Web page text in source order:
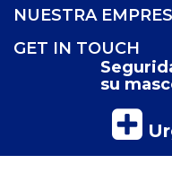
su
NUESTRA
GET IN TOUCH